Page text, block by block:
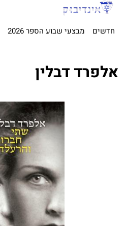
חדשים מבצעי שבוע הספר 2026
אלפרד דבלין